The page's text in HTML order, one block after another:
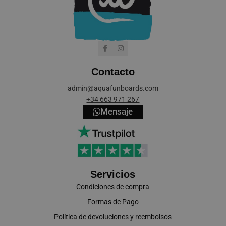
Contacto
admin@aquafunboards.com
+34 663 971 267
Mensaje
Servicios
Condiciones de compra
Formas de Pago
Política de devoluciones y reembolsos
cookieyes-consent
VISITOR_PRIVACY_METADATA